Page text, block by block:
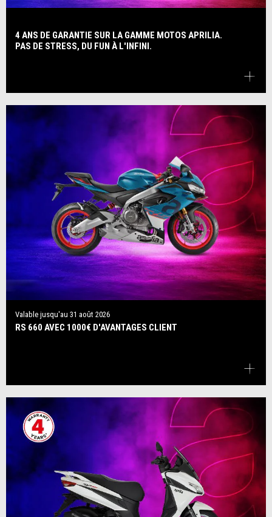
4 ANS DE GARANTIE SUR LA GAMME MOTOS APRILIA.
PAS DE STRESS, DU FUN À L'INFINI.
Valable jusqu'au 31 août 2026
RS 660 AVEC 1000€ D'AVANTAGES CLIENT